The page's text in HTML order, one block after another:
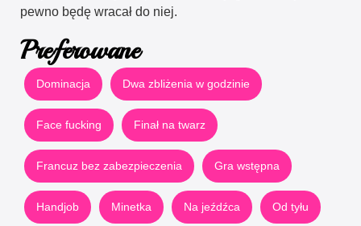
pewno będę wracał do niej.
Preferowane
Dominacja Dwa zbliżenia w godzinie
Face fucking Finał na twarz
Francuz bez zabezpieczenia Gra wstępna
Handjob Minetka Na jeźdźca Od tyłu